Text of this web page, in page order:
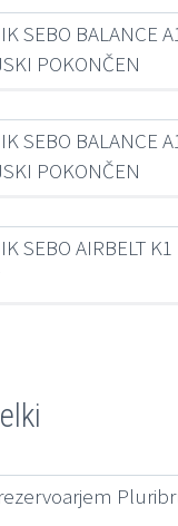
SEBO BALANCE
POKONČEN
SEBO BALANCE
POKONČEN
SEBO AIRBELT K1